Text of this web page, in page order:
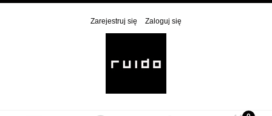
Zarejestruj się Zaloguj się